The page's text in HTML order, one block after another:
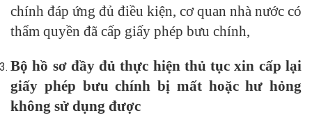
chính đáp ứng đủ điều kiện, cơ quan nhà nước có
thẩm quyền đã cấp giấy phép bưu chính,
Bộ hồ sơ đầy đủ thực hiện thủ tục xin cấp lại
giấy phép bưu chính bị mất hoặc hư hỏng
không sử dụng được